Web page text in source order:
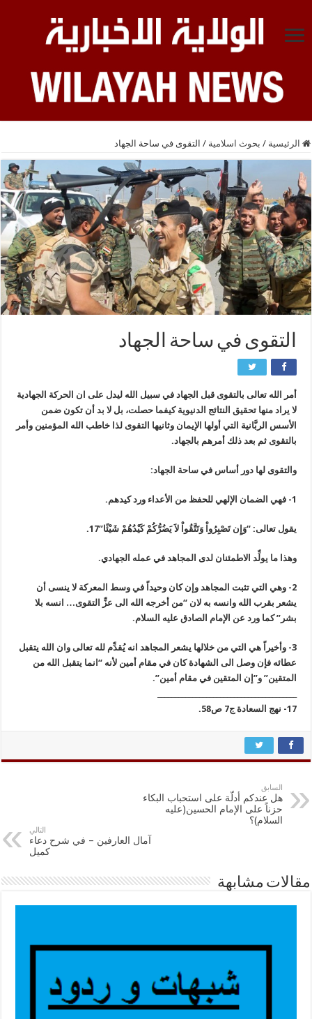
الرئيسية / بحوث اسلامية / التقوى في ساحة الجهاد
التقوى في ساحة الجهاد
أمر الله تعالى بالتقوى قبل الجهاد في سبيل الله ليدل على ان الحركة الجهادية
لا يراد منها تحقيق النتائج الدنيوية كيفما حصلت، بل لا بد أن تكون ضمن
الأسس الربَّانية التي أولها الإيمان وثانيها التقوى لذا خاطب الله المؤمنين وأمر
بالتقوى ثم بعد ذلك أمرهم بالجهاد.
والتقوى لها دور أساس في ساحة الجهاد:
1- فهي الضمان الإلهي للحفظ من الأعداء ورد كيدهم.
يقول تعالى: “وَإِن تَصْبِرُواْ وَتَتَّقُواْ لاَ يَضُرُّكُمْ كَيْدُهُمْ شَيْئًا”17.
وهذا ما يولِّد الاطمئنان لدى المجاهد في عمله الجهادي.
2- وهي التي تثبت المجاهد وإن كان وحيداً في وسط المعركة لا ينسى أن
يشعر بقرب الله وانسه به لان “من أخرجه الله الى عزِّ التقوى… انسه بلا
بشر” كما ورد عن الإمام الصادق ‏عليه السلام.
3- وأخيراً هي التي من خلالها يشعر المجاهد انه يُقدِّم لله تعالى وان الله يتقبل
عطائه فإن وصل الى الشهادة كان في مقام أمين لأنه “انما يتقبل الله من
المتقين” و”إن المتقين في مقام أمين”.
17- نهج السعادة ج7 ص58.
السابق
هل عندكم أدلّة على استحباب البكاء
حزناً على الإمام الحسين(عليه
السلام)؟
التالي
آمال العارفين – في شرح دعاء
كميل
مقالات مشابهة